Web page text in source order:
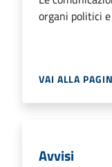
organi politici
VAI ALLA
Avvisi